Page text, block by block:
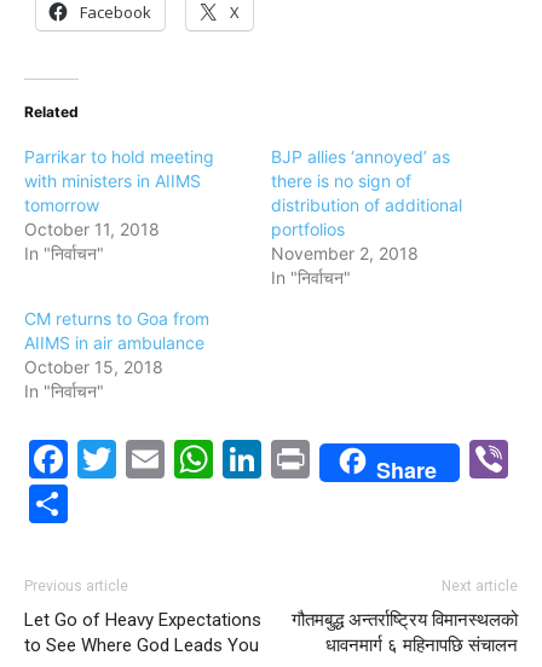
Facebook X
Related
Parrikar to hold meeting
with ministers in AIIMS
tomorrow
October 11, 2018
In "निर्वाचन"
BJP allies ‘annoyed’ as
there is no sign of
distribution of additional
portfolios
November 2, 2018
In "निर्वाचन"
CM returns to Goa from
AIIMS in air ambulance
October 15, 2018
In "निर्वाचन"
Facebook
Twitter
EmailWhatsApp
LinkedIn
PrintShare
Previous article
Let Go of Heavy Expectations
to See Where God Leads You
Next article
गौतमबुद्ध अन्तर्राष्ट्रिय विमानस्थलको
धावनमार्ग ६ महिनापछि संचालन